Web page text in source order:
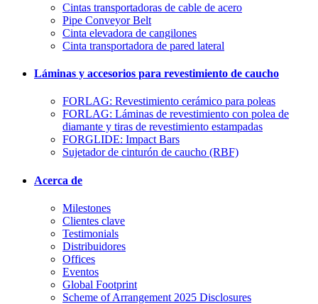
Cintas transportadoras de cable de acero
Pipe Conveyor Belt
Cinta elevadora de cangilones
Cinta transportadora de pared lateral
Láminas y accesorios para revestimiento de caucho
FORLAG: Revestimiento cerámico para poleas
FORLAG: Láminas de revestimiento con polea de
diamante y tiras de revestimiento estampadas
FORGLIDE: Impact Bars
Sujetador de cinturón de caucho (RBF)
Acerca de
Milestones
Clientes clave
Testimonials
Distribuidores
Offices
Eventos
Global Footprint
Scheme of Arrangement 2025 Disclosures